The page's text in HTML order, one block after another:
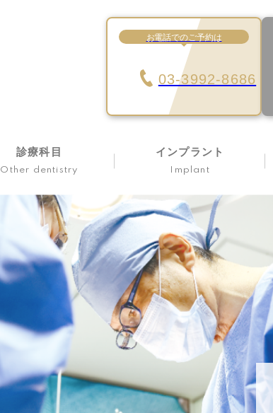
お電話でのご予約は
03-3992-8686
診療科目
Other dentistry
インプラント
Implant